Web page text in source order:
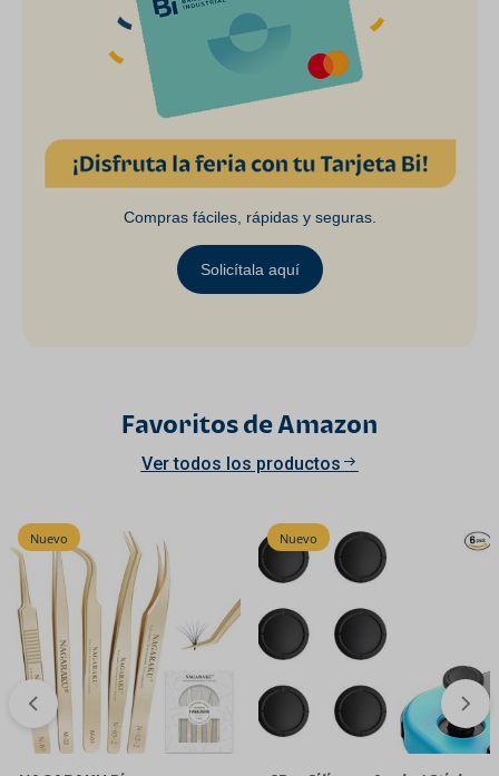
Compras fáciles, rápidas y seguras.
Solicítala aquí
Favoritos de Amazon
Ver todos los productos
Nuevo Nuevo